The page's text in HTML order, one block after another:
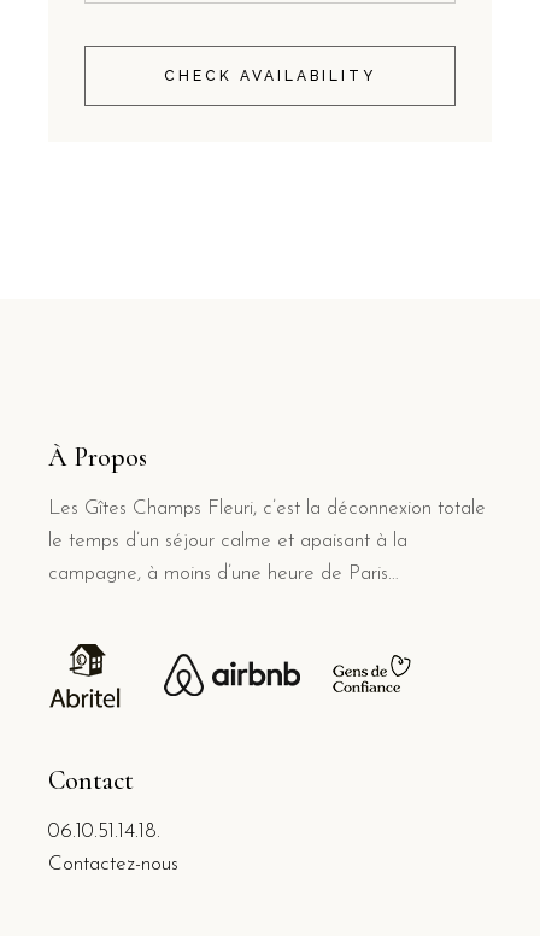
CHECK AVAILABILITY
À Propos
Les Gîtes Champs Fleuri, c’est la déconnexion totale
le temps d’un séjour calme et apaisant à la
campagne, à moins d’une heure de Paris…
Contact
06.10.51.14.18.
Contactez-nous